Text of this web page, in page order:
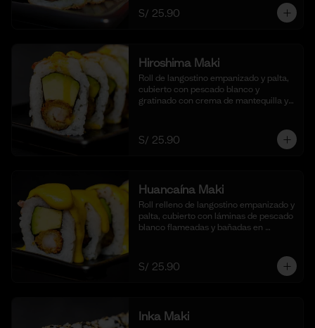
S/ 25.90
Hiroshima Maki
Roll de langostino empanizado y palta,
cubierto con pescado blanco y
gratinado con crema de mantequilla y
shoyu. (10 cortes).
S/ 25.90
Huancaína Maki
Roll relleno de langostino empanizado y
palta, cubierto con láminas de pescado
blanco flameadas y bañadas en
(10 cortes)
S/ 25.90
Inka Maki